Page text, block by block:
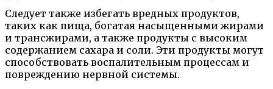
Следует также избегать вредных продуктов,
таких как пища, богатая насыщенными жирами
и трансжирами, а также продукты с высоким
содержанием сахара и соли. Эти продукты могут
способствовать воспалительным процессам и
повреждению нервной системы.